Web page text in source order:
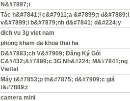
N&#7897;i
Tác h&#7841;i c&#7911;a &#7899;t đ&#7889;i
v&#7899;i b&#7879;nh d&#7841; d&#224;y
dich vu 3g viet nam
phong kham da khoa thai ha
D&#7883;ch V&#7909; Đăng Ký Gói
C&#432;&#7899;c 3G Nh&#224; M&#7841;ng
Viettel
Máy t&#7853;p th&#7875; d&#7909;c giá
t&#7889;t
camera mini